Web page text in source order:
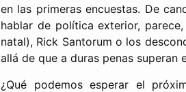
en las primeras encuestas. De
hablar de política exterior,
natal), Rick Santorum o los
allá de que a duras penas superan
¿Qué podemos esperar el